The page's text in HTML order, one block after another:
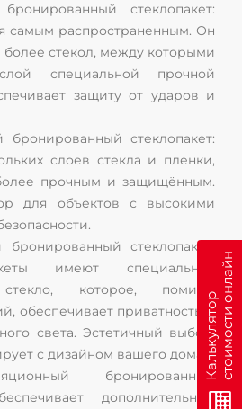
стеклопакет:
самым распространенным. Он
более стекол, между которыми
слой специальной прочной
защиту от ударов и
стеклопакет:
слоев стекла и пленки,
прочным и защищённым.
для объектов с высокими
стеклопакет:
имеют специальное
стекло, которое, помимо
обеспечивает приватность и
света. Эстетичный выбор,
с дизайном вашего дома.
бронированный
дополнительные
К
а
л
ь
к
у
л
я
т
о
р
с
т
о
и
м
о
с
т
и
о
н
л
а
йн